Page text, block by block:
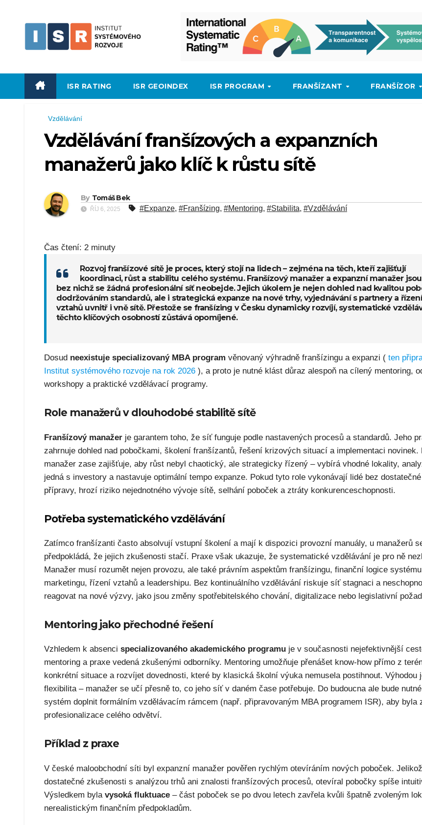
ISR RATING ISR GEOINDEX ISR PROGRAM FRANŠÍZANT FRANŠÍZOR
Vzdělávání
Vzdělávání franšízových a expanzních
manažerů jako klíč k růstu sítě
By Tomáš Bek
ŘÍJ 6, 2025 #Expanze, #Franšízing, #Mentoring, #Stabilita, #Vzdělávání
Čas čtení: 2 minuty
Rozvoj franšízové sítě je proces, který stojí na lidech – zejména na těch, kteří zajišťují
koordinaci, růst a stabilitu celého systému. Franšízový manažer a expanzní manažer
bez nichž se žádná profesionální síť neobejde. Jejich úkolem je nejen dohled nad kvalitou
dodržováním standardů, ale i strategická expanze na nové trhy, vyjednávání s partnery a řízení
vztahů uvnitř i vně sítě. Přestože se franšízing v Česku dynamicky rozvíjí, systematické
těchto klíčových osobností zůstává opomíjené.
Dosud neexistuje specializovaný MBA program věnovaný výhradně franšízingu a expanzi ( ten
Institut systémového rozvoje na rok 2026 ), a proto je nutné klást důraz alespoň na cílený mentoring,
workshopy a praktické vzdělávací programy.
Role manažerů v dlouhodobé stabilitě sítě
Franšízový manažer je garantem toho, že síť funguje podle nastavených procesů a standardů. Jeho
zahrnuje dohled nad pobočkami, školení franšízantů, řešení krizových situací a implementaci novinek.
manažer zase zajišťuje, aby růst nebyl chaotický, ale strategicky řízený – vybírá vhodné lokality,
jedná s investory a nastavuje optimální tempo expanze. Pokud tyto role vykonávají lidé bez
přípravy, hrozí riziko nejednotného vývoje sítě, selhání poboček a ztráty konkurenceschopnosti.
Potřeba systematického vzdělávání
Zatímco franšízanti často absolvují vstupní školení a mají k dispozici provozní manuály, u manažerů
předpokládá, že jejich zkušenosti stačí. Praxe však ukazuje, že systematické vzdělávání je pro ně
Manažer musí rozumět nejen provozu, ale také právním aspektům franšízingu, finanční logice
marketingu, řízení vztahů a leadershipu. Bez kontinuálního vzdělávání riskuje síť stagnaci a
reagovat na nové výzvy, jako jsou změny spotřebitelského chování, digitalizace nebo legislativní
Mentoring jako přechodné řešení
Vzhledem k absenci specializovaného akademického programu je v současnosti nejefektivnější
mentoring a praxe vedená zkušenými odborníky. Mentoring umožňuje přenášet know-how přímo z
konkrétní situace a rozvíjet dovednosti, které by klasická školní výuka nemusela postihnout. Výhodou
flexibilita – manažer se učí přesně to, co jeho síť v daném čase potřebuje. Do budoucna ale bude
systém doplnit formálním vzdělávacím rámcem (např. připravovaným MBA programem ISR), aby byla
profesionalizace celého odvětví.
Příklad z praxe
V české maloobchodní síti byl expanzní manažer pověřen rychlým otevíráním nových poboček.
dostatečné zkušenosti s analýzou trhů ani znalosti franšízových procesů, otevíral pobočky spíše
Výsledkem byla vysoká fluktuace – část poboček se po dvou letech zavřela kvůli špatně zvoleným
nerealistickým finančním předpokladům.